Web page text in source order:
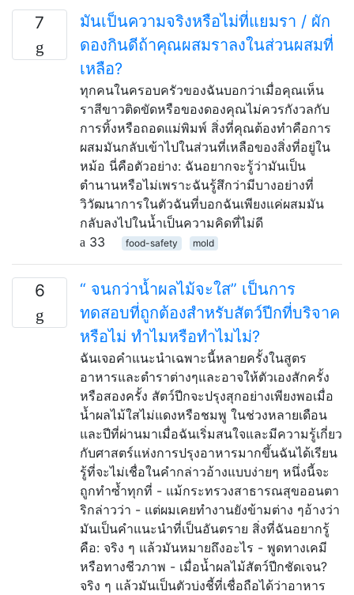
7
มันเป็นความจริงหรือไม่ที่แยมรา / ผัก
ดองกินดีถ้าคุณผสมราลงในส่วนผสมที่
เหลือ?
ทุกคนในครอบครัวของฉันบอกว่าเมื่อคุณเห็น
ราสีขาวติดขัดหรือของดองคุณไม่ควรกังวลกับ
การทิ้งหรือถอดแม่พิมพ์ สิ่งที่คุณต้องทำคือการ
ผสมมันกลับเข้าไปในส่วนที่เหลือของสิ่งที่อยู่ใน
หม้อ นี่คือตัวอย่าง: ฉันอยากจะรู้ว่ามันเป็น
ตำนานหรือไม่เพราะฉันรู้สึกว่ามีบางอย่างที่
วิวัฒนาการในตัวฉันที่บอกฉันเพียงแค่ผสมมัน
กลับลงไปในน้ำเป็นความคิดที่ไม่ดี
33
food-safety mold
6
“ จนกว่าน้ำผลไม้จะใส” เป็นการ
ทดสอบที่ถูกต้องสำหรับสัตว์ปีกที่บริจาค
หรือไม่ ทำไมหรือทำไมไม่?
ฉันเจอคำแนะนำเฉพาะนี้หลายครั้งในสูตร
อาหารและตำราต่างๆและอาจให้ตัวเองสักครั้ง
หรือสองครั้ง สัตว์ปีกจะปรุงสุกอย่างเพียงพอเมื่อ
น้ำผลไม้ใสไม่แดงหรือชมพู ในช่วงหลายเดือน
และปีที่ผ่านมาเมื่อฉันเริ่มสนใจและมีความรู้เกี่ยว
กับศาสตร์แห่งการปรุงอาหารมากขึ้นฉันได้เรียน
รู้ที่จะไม่เชื่อในคำกล่าวอ้างแบบง่ายๆ หนึ่งนี้จะ
ถูกทำซ้ำทุกที่ - แม้กระทรวงสาธารณสุขออนตา
ริกล่าวว่า - แต่ผมเคยทำงานยังข้ามต่าง ๆอ้างว่า
มันเป็นคำแนะนำที่เป็นอันตราย สิ่งที่ฉันอยากรู้
คือ: จริง ๆ แล้วมันหมายถึงอะไร - พูดทางเคมี
หรือทางชีวภาพ - เมื่อน้ำผลไม้สัตว์ปีกชัดเจน?
จริง ๆ แล้วมันเป็นตัวบ่งชี้ที่เชื่อถือได้ว่าอาหาร